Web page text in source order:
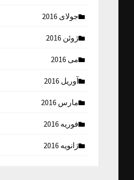
جولای 2016
ژوئن 2016
می 2016
آوریل 2016
مارس 2016
فوریه 2016
ژانویه 2016